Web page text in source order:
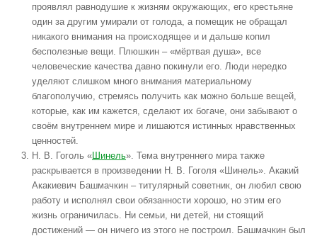
проявлял равнодушие к жизням окружающих, его крестьяне
один за другим умирали от голода, а помещик не обращал
никакого внимания на происходящее и и дальше копил
бесполезные вещи. Плюшкин – «мёртвая душа», все
человеческие качества давно покинули его. Люди нередко
уделяют слишком много внимания материальному
благополучию, стремясь получить как можно больше вещей,
которые, как им кажется, сделают их богаче, они забывают о
своём внутреннем мире и лишаются истинных нравственных
ценностей.
Н. В. Гоголь « Шинель». Тема внутреннего мира также
раскрывается в произведении Н. В. Гоголя «Шинель». Акакий
Акакиевич Башмачкин – титулярный советник, он любил свою
работу и исполнял свои обязанности хорошо, но этим его
жизнь ограничилась. Ни семьи, ни детей, ни стоящий
достижений — он ничего из этого не построил. Башмачкин был